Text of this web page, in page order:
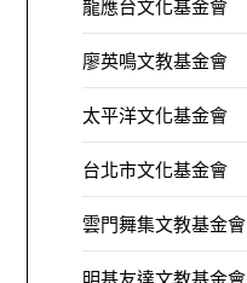
龍應台文化基金會
廖英鳴文教基金會
太平洋文化基金會
台北市文化基金會
雲門舞集文教基金會